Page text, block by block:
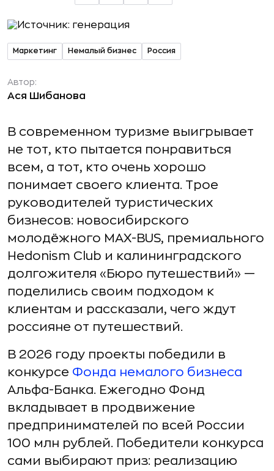
Маркетинг Немалый бизнес Россия
Автор:
Ася Шибанова
В современном туризме выигрывает
не тот, кто пытается понравиться
всем, а тот, кто очень хорошо
понимает своего клиента. Трое
руководителей туристических
бизнесов: новосибирского
молодёжного MAX-BUS, премиального
Hedonism Club и калининградского
долгожителя «Бюро путешествий» —
поделились своим подходом к
клиентам и рассказали, чего ждут
россияне от путешествий.
В 2026 году проекты победили в
конкурсе Фонда немалого бизнеса
Альфа-Банка. Ежегодно Фонд
вкладывает в продвижение
предпринимателей по всей России
100 млн рублей. Победители конкурса
сами выбирают приз: реализацию